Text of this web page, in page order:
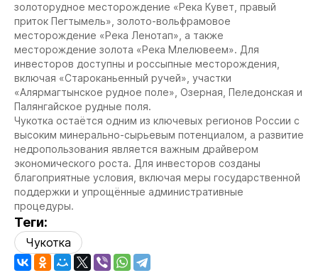
золоторудное месторождение «Река Кувет, правый
приток Пегтымель», золото-вольфрамовое
месторождение «Река Ленотап», а также
месторождение золота «Река Млелювеем». Для
инвесторов доступны и россыпные месторождения,
включая «Староканьенный ручей», участки
«Алярмагтынское рудное поле», Озерная, Пеледонская и
Палянгайское рудные поля.
Чукотка остаётся одним из ключевых регионов России с
высоким минерально-сырьевым потенциалом, а развитие
недропользования является важным драйвером
экономического роста. Для инвесторов созданы
благоприятные условия, включая меры государственной
поддержки и упрощённые административные
процедуры.
Теги:
Чукотка